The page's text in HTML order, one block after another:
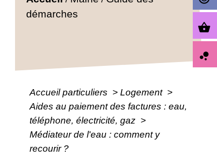
démarches
Accueil particuliers > Logement >
Aides au paiement des factures : eau,
téléphone, électricité, gaz >
Médiateur de l'eau : comment y
recourir ?
shopping_basket
bubble_chart